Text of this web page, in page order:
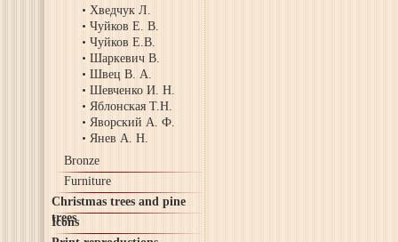
Хведчук Л.
Чуйков Е. В.
Чуйков Е.В.
Шаркевич В.
Швец В. А.
Шевченко И. Н.
Яблонская Т.Н.
Яворский А. Ф.
Янев А. Н.
Bronze
Furniture
Christmas trees and pine
trees
Icons